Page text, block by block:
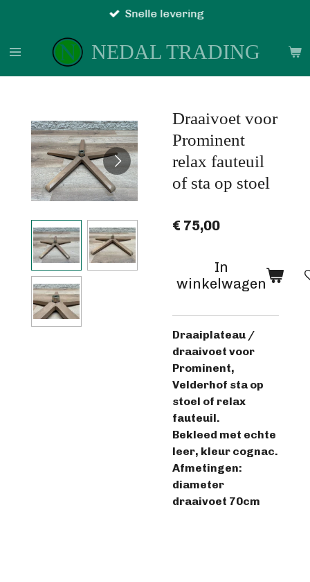
naar
NEDAL TRADING
Snelle levering
Draaivoet voor
Prominent
relax fauteuil
of sta op stoel
€ 75,00
In
winkelwagen
Draaiplateau /
draaivoet voor
Prominent,
Velderhof sta op
stoel of relax
fauteuil.
Bekleed met echte
leer, kleur cognac.
Afmetingen:
diameter
draaivoet 70cm